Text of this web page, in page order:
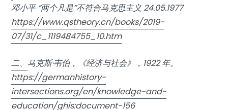
邓小平 “两个凡是”不符合马克思主义 24.05.1977
https://www.qstheory.cn/books/2019-
07/31/c_1119484755_10.htm
二、 马克斯·韦伯，《经济与社会》，1922 年。
https://germanhistory-
intersections.org/en/knowledge-and-
education/ghis:document-156